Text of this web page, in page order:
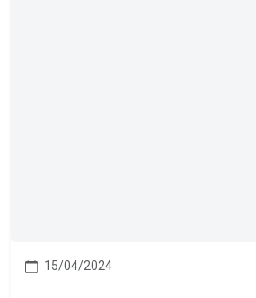
15/04/2024